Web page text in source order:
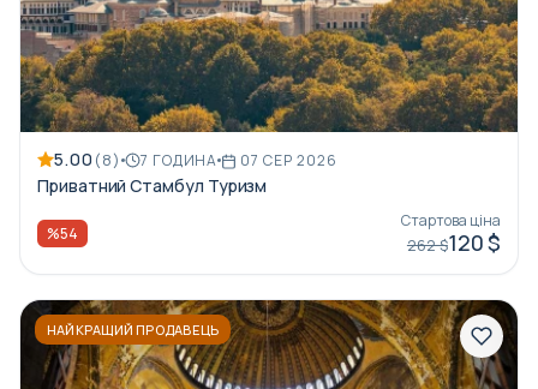
5.00 (8) 7 ГОДИНА 07 СЕР 2026
Приватний Стамбул Туризм
%54
Стартова ціна
262 $120 $
НАЙКРАЩИЙ ПРОДАВЕЦЬ